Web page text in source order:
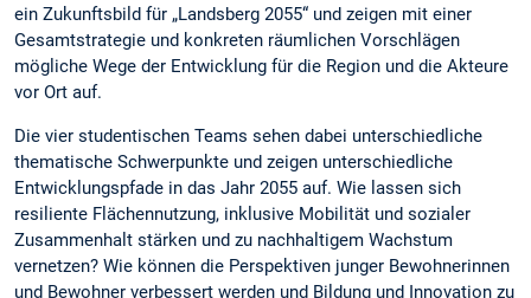
ein Zukunftsbild für „Landsberg 2055“ und zeigen mit einer
Gesamtstrategie und konkreten räumlichen Vorschlägen
mögliche Wege der Entwicklung für die Region und die Akteure
vor Ort auf.
Die vier studentischen Teams sehen dabei unterschiedliche
thematische Schwerpunkte und zeigen unterschiedliche
Entwicklungspfade in das Jahr 2055 auf. Wie lassen sich
resiliente Flächennutzung, inklusive Mobilität und sozialer
Zusammenhalt stärken und zu nachhaltigem Wachstum
vernetzen? Wie können die Perspektiven junger Bewohnerinnen
und Bewohner verbessert werden und Bildung und Innovation zu